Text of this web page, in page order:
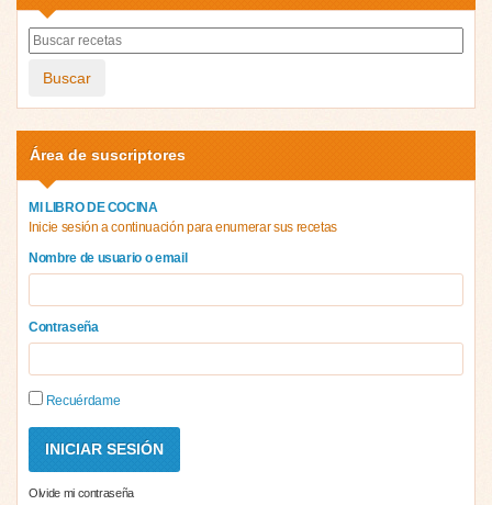
Buscar
Área de suscriptores
MI LIBRO DE COCINA
Inicie sesión a continuación para enumerar sus recetas
Nombre de usuario o email
Contraseña
Recuérdame
Olvide mi contraseña